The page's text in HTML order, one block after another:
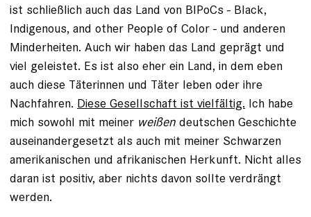
ist schließlich auch das Land von BIPoCs - Black,
Indigenous, and other People of Color - und anderen
Minderheiten. Auch wir haben das Land geprägt und
viel geleistet. Es ist also eher ein Land, in dem eben
auch diese Täterinnen und Täter leben oder ihre
Nachfahren. Diese Gesellschaft ist vielfältig. Ich habe
mich sowohl mit meiner weißen deutschen Geschichte
auseinandergesetzt als auch mit meiner Schwarzen
amerikanischen und afrikanischen Herkunft. Nicht alles
daran ist positiv, aber nichts davon sollte verdrängt
werden.